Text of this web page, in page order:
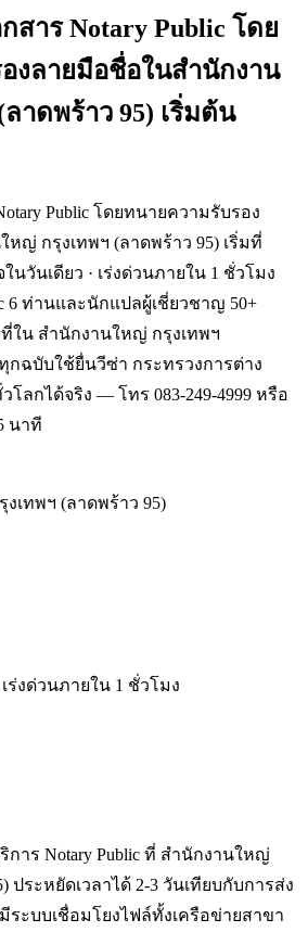
สาร Notary Public โดย
งลายมือชื่อในสำนักงาน
าดพร้าว 95) เริ่มต้น
Public โดยทนายความรับรอง
ญ่ กรุงเทพฯ (ลาดพร้าว 95) เริ่มที่
ในวันเดียว · เร่งด่วนภายใน 1 ชั่วโมง
6 ท่านและนักแปลผู้เชี่ยวชาญ 50+
ใน สำนักงานใหญ่ กรุงเทพฯ
กฉบับใช้ยื่นวีซ่า กระทรวงการต่าง
ลกได้จริง — โทร 083-249-4999 หรือ
นาที
เทพฯ (ลาดพร้าว 95)
เร่งด่วนภายใน 1 ชั่วโมง
าร Notary Public ที่ สำนักงานใหญ่
ประหยัดเวลาได้ 2-3 วันเทียบกับการส่ง
ระบบเชื่อมโยงไฟล์ทั้งเครือข่ายสาขา